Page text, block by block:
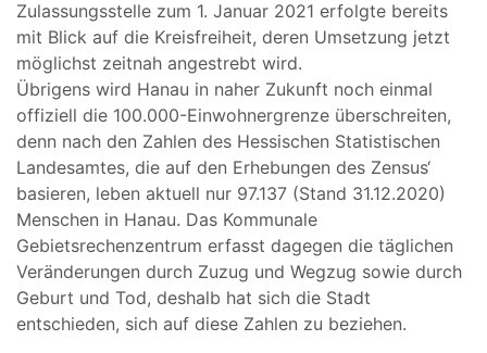
Zulassungsstelle zum 1. Januar 2021 erfolgte bereits
mit Blick auf die Kreisfreiheit, deren Umsetzung jetzt
möglichst zeitnah angestrebt wird.
Übrigens wird Hanau in naher Zukunft noch einmal
offiziell die 100.000-Einwohnergrenze überschreiten,
denn nach den Zahlen des Hessischen Statistischen
Landesamtes, die auf den Erhebungen des Zensus‘
basieren, leben aktuell nur 97.137 (Stand 31.12.2020)
Menschen in Hanau. Das Kommunale
Gebietsrechenzentrum erfasst dagegen die täglichen
Veränderungen durch Zuzug und Wegzug sowie durch
Geburt und Tod, deshalb hat sich die Stadt
entschieden, sich auf diese Zahlen zu beziehen.